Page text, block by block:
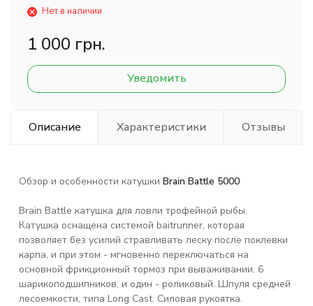
Нет в наличии
1 000 грн.
Уведомить
Описание Характеристики Отзывы
Обзор и особенности катушки Brain Battle 5000
Brain Battle катушка для ловли трофейной рыбы.
Катушка оснащена системой baitrunner, которая
позволяет без усилий стравливать леску после поклевки
карпа, и при этом - мгновенно переключаться на
основной фрикционный тормоз при вываживании. 6
шарикоподшипников, и один - роликовый. Шпуля средней
лесоемкости, типа Long Cast. Силовая рукоятка.